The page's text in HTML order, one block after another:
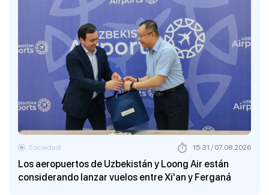
Los aeropuertos de Uzbekistán y Loong Air están
considerando lanzar vuelos entre Xi'an y Ferganá
Sociedad 15:31 / 07.08.2026